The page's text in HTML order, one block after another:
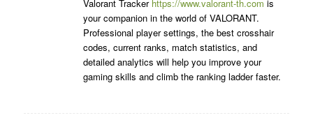
Valorant Tracker https://www.valorant-th.com is
your companion in the world of VALORANT.
Professional player settings, the best crosshair
codes, current ranks, match statistics, and
detailed analytics will help you improve your
gaming skills and climb the ranking ladder faster.